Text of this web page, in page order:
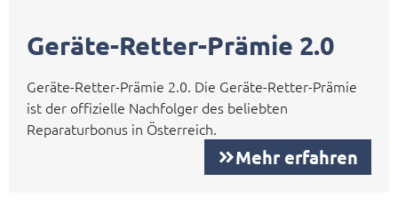
Geräte-Retter-Prämie 2.0
Geräte-Retter-Prämie 2.0. Die Geräte-Retter-Prämie
ist der offizielle Nachfolger des beliebten
Reparaturbonus in Österreich.
Mehr erfahren